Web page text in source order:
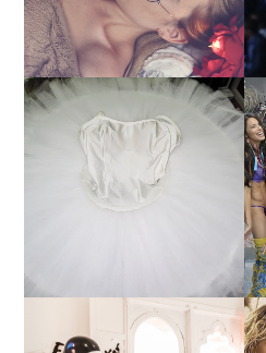
TUTORIAL PARA HACER
UN TUTÚ DE BALLET DE
PLATO CON ARO.